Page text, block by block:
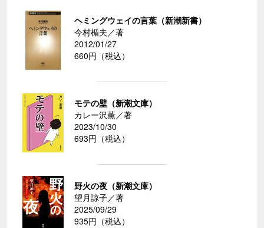
ヘミングウェイの言葉（新潮新書）
今村楯夫／著
2012/01/27
660円（税込）
モテの壁（新潮文庫）
カレー沢薫／著
2023/10/30
693円（税込）
野火の夜（新潮文庫）
望月諒子／著
2025/09/29
935円（税込）